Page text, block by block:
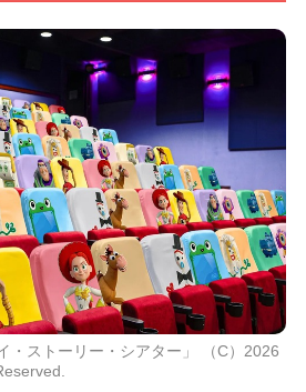
・ストーリー・シアター」 （C）2026